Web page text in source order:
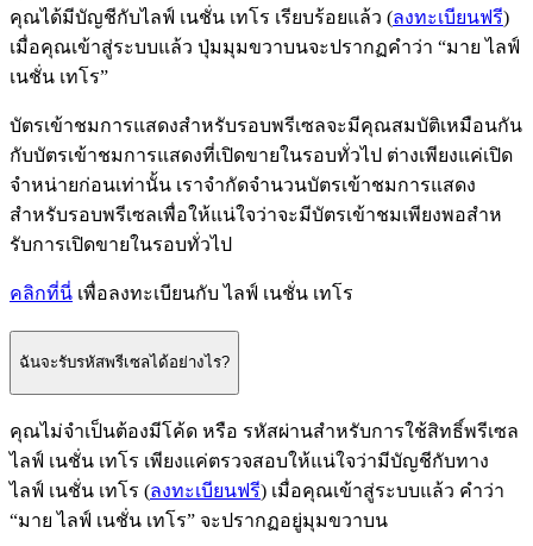
คุณได้มีบัญชีกับไลฟ์ เนชั่น เทโร เรียบร้อยแล้ว (ลงทะเบียนฟรี)
เมื่อคุณเข้าสู่ระบบแล้ว ปุ่มมุมขวาบนจะปรากฏคําว่า “มาย ไลฟ์
เนชั่น เทโร”
บัตรเข้าชมการแสดงสำหรับรอบพรีเซลจะมีคุณสมบัติเหมือนกัน
กับบัตรเข้าชมการแสดงที่เปิดขายในรอบทั่วไป ต่างเพียงแค่เปิด
จําหน่ายก่อนเท่านั้น เราจํากัดจํานวนบัตรเข้าชมการแสดง
สำหรับรอบพรีเซลเพื่อให้แน่ใจว่าจะมีบัตรเข้าชมเพียงพอสําห
รับการเปิดขายในรอบทั่วไป
คลิกที่นี่ เพื่อลงทะเบียนกับ ไลฟ์ เนชั่น เทโร
ฉันจะรับรหัสพรีเซลได้อย่างไร?
คุณไม่จำเป็นต้องมีโค้ด หรือ รหัสผ่านสำหรับการใช้สิทธิ์พรีเซล
ไลฟ์ เนชั่น เทโร เพียงแค่ตรวจสอบให้แน่ใจว่ามีบัญชีกับทาง
ไลฟ์ เนชั่น เทโร (ลงทะเบียนฟรี) เมื่อคุณเข้าสู่ระบบแล้ว คําว่า
“มาย ไลฟ์ เนชั่น เทโร” จะปรากฏอยู่มุมขวาบน